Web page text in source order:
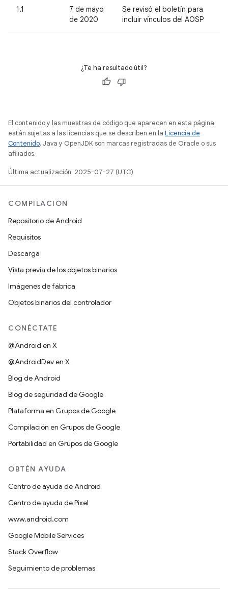
1.1
7 de mayo
de 2020
Se revisó el boletín para
incluir vínculos del AOSP
¿Te ha resultado útil?
El contenido y las muestras de código que aparecen en esta página
están sujetas a las licencias que se describen en la Licencia de
Contenido. Java y OpenJDK son marcas registradas de Oracle o sus
afiliados.
Última actualización: 2025-07-27 (UTC)
COMPILACIÓN
Repositorio de Android
Requisitos
Descarga
Vista previa de los objetos binarios
Imágenes de fábrica
Objetos binarios del controlador
CONÉCTATE
@Android en X
@AndroidDev en X
Blog de Android
Blog de seguridad de Google
Plataforma en Grupos de Google
Compilación en Grupos de Google
Portabilidad en Grupos de Google
OBTÉN AYUDA
Centro de ayuda de Android
Centro de ayuda de Pixel
www.android.com
Google Mobile Services
Stack Overflow
Seguimiento de problemas